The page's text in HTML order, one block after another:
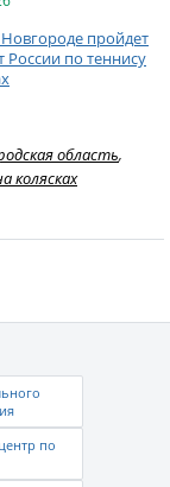
пройдет
России по теннису
область,
колясках
по